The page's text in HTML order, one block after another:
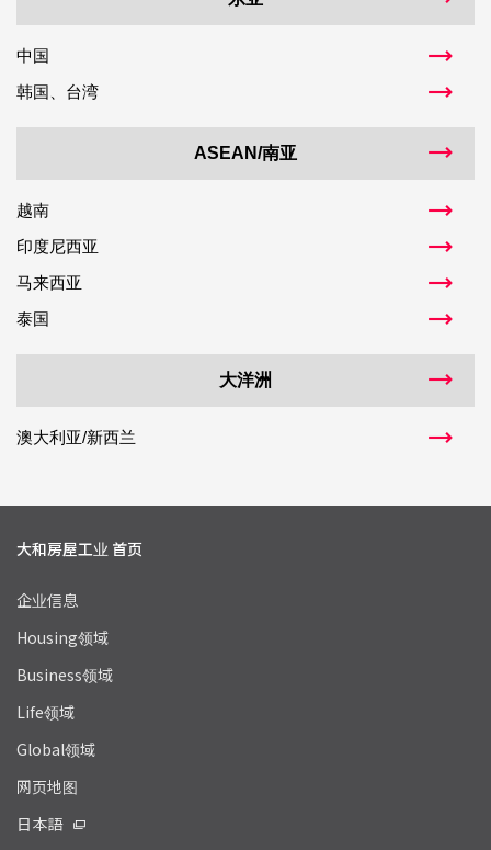
中国
韩国、台湾
ASEAN/南亚
越南
印度尼西亚
马来西亚
泰国
大洋洲
澳大利亚/新西兰
大和房屋工业 首页
企业信息
Housing领域
Business领域
Life领域
Global领域
网页地图
日本語